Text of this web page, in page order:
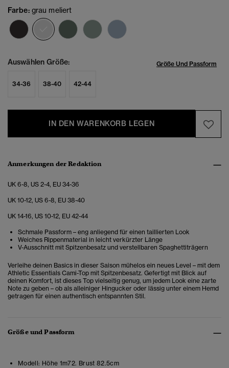
Farbe: grau meliert
Ausgewählt
Auswählen Größe: Größe Und Passform
34-36 38-40 42-44
IN DEN WARENKORB LEGEN
Anmerkungen der Redaktion
UK 6-8, US 2-4, EU 34-36
UK 10-12, US 6-8, EU 38-40
UK 14-16, US 10-12, EU 42-44
Schmale Passform – eng anliegend für einen taillierten Look
Weiches Rippenmaterial in leicht verkürzter Länge
V-Ausschnitt mit Spitzenbesatz und verstellbaren Spaghettiträgern
Verleihe deinen Basics in dieser Saison mühelos ein neues Level – mit dem
Athletic Essentials Cami-Top mit Spitzenbesatz. Gefertigt mit Blick auf
deinen Komfort, ist dieses Top vielseitig genug, um jedem Look eine zarte
Note zu geben – ob als alleiniger Hingucker oder lässig unter einem Hemd
getragen für einen authentisch entspannten Stil.
Größe und Passform
Modell: Höhe 1m72. Brust 82.5cm